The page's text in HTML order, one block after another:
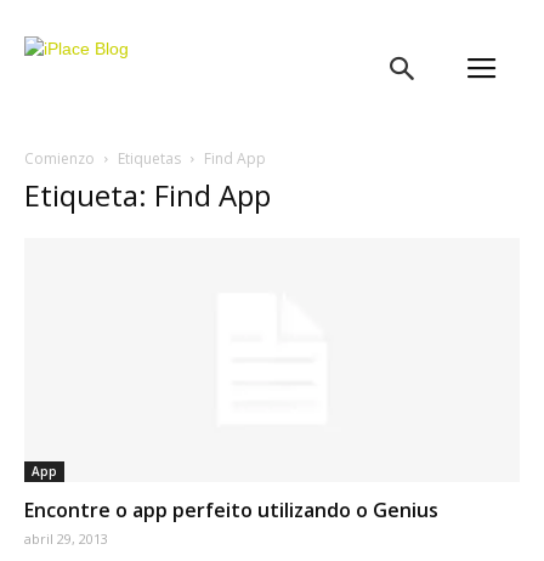
Comienzo Etiquetas Find App
Etiqueta: Find App
App
Encontre o app perfeito utilizando o Genius
abril 29, 2013